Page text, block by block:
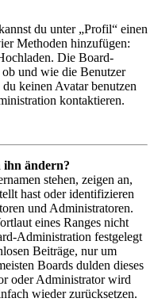
du unter „Profil“ einen
Methoden hinzufügen:
Die Board-
und wie die Benutzer
keinen Avatar benutzen
kontaktieren.
ihn ändern?
stehen, zeigen an,
hast oder identifizieren
und Administratoren.
eines Ranges nicht
Administration festgelegt
Beiträge, nur um
Boards dulden dieses
oder Administrator wird
wieder zurücksetzen.